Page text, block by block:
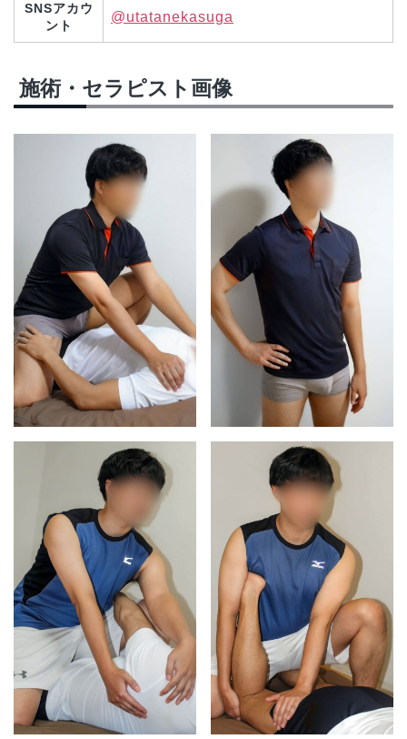
SNSアカウ
ント
@utatanekasuga
施術・セラピスト画像